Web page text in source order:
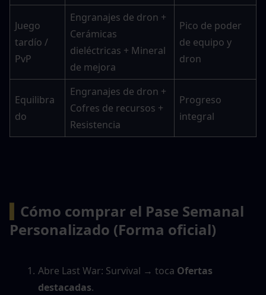
Juego
tardío /
PvP
Engranajes de dron +
Cerámicas
dieléctricas + Mineral
de mejora
Pico de poder
de equipo y
dron
Equilibra
do
Engranajes de dron +
Cofres de recursos +
Resistencia
Progreso
integral
Cómo comprar el Pase Semanal
Personalizado (Forma oficial)
Abre Last War: Survival → toca Ofertas
destacadas.